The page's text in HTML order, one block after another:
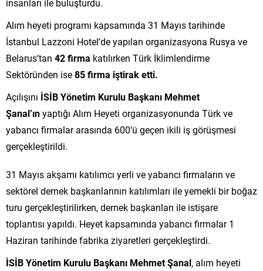
insanları ile buluşturdu.
Alım heyeti programı kapsamında 31 Mayıs tarihinde
İstanbul Lazzoni Hotel’de yapılan organizasyona Rusya ve
Belarus’tan 42 firma katılırken Türk İklimlendirme
Sektöründen ise85 firma iştirak etti.
Açılışını İSİB Yönetim Kurulu Başkanı Mehmet
Şanal’ınyaptığı Alım Heyeti organizasyonunda Türk ve
yabancı firmalar arasında 600’ü geçen ikili iş görüşmesi
gerçekleştirildi.
31 Mayıs akşamı katılımcı yerli ve yabancı firmaların ve
sektörel dernek başkanlarının katılımları ile yemekli bir boğaz
turu gerçekleştirilirken, dernek başkanları ile istişare
toplantısı yapıldı. Heyet kapsamında yabancı firmalar 1
Haziran tarihinde fabrika ziyaretleri gerçekleştirdi.
İSİB Yönetim Kurulu Başkanı Mehmet Şanal, alım heyeti